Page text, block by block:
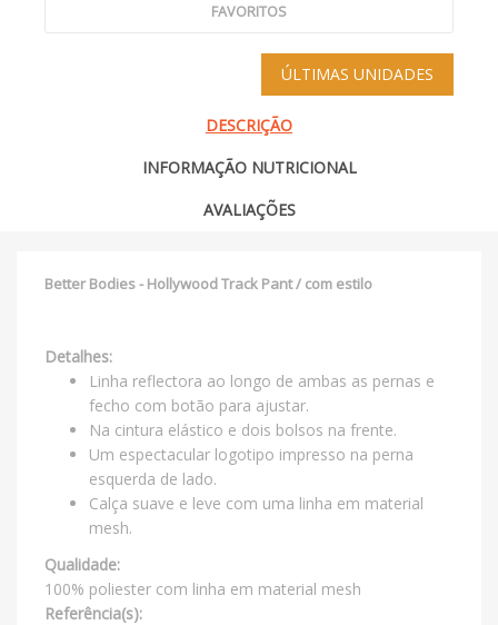
FAVORITOS
ÚLTIMAS UNIDADES
DESCRIÇÃO
INFORMAÇÃO NUTRICIONAL
AVALIAÇÕES
Better Bodies - Hollywood Track Pant / com estilo
Detalhes:
Linha reflectora ao longo de ambas as pernas e
fecho com botão para ajustar.
Na cintura elástico e dois bolsos na frente.
Um espectacular logotipo impresso na perna
esquerda de lado.
Calça suave e leve com uma linha em material
mesh.
Qualidade:
100% poliester com linha em material mesh
Referência(s):